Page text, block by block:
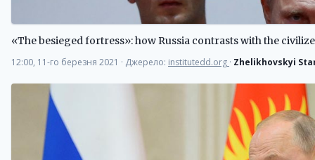
«The besieged fortress»: how Russia contrasts with the
12:00, 11-го березня 2021 · Джерело: institutedd.org · Zhelikhovskyi